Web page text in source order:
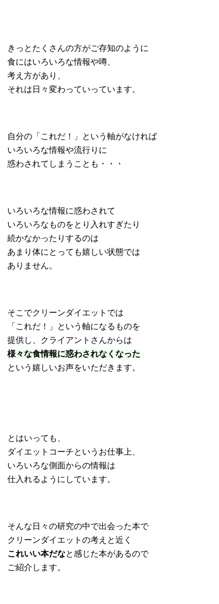
きっとたくさんの方がご存知のように
食にはいろいろな情報や噂、
考え方があり、
それは日々変わっていっています。
自分の「これだ！」という軸がなければ
いろいろな情報や流行りに
惑わされてしまうことも・・・
いろいろな情報に惑わされて
いろいろなものをとり入れすぎたり
続かなかったりするのは
あまり体にとっても嬉しい状態では
ありません。
そこでクリーンダイエットでは
「これだ！」という軸になるものを
提供し、クライアントさんからは
様々な食情報に惑わされなくなった
という嬉しいお声をいただきます。
とはいっても、
ダイエットコーチというお仕事上、
いろいろな側面からの情報は
仕入れるようにしています。
そんな日々の研究の中で出会った本で
クリーンダイエットの考えと近く
これいい本だなと感じた本があるので
ご紹介します。